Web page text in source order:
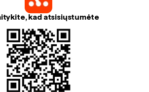
kad atsisiųstumėte